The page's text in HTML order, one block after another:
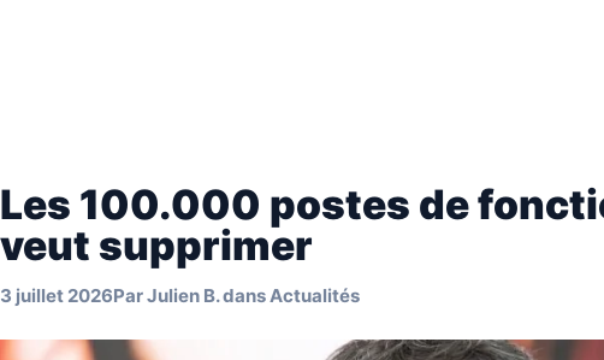
Les 100.000 postes de
veut supprimer
3 juillet 2026ParJulien B.dansActualités